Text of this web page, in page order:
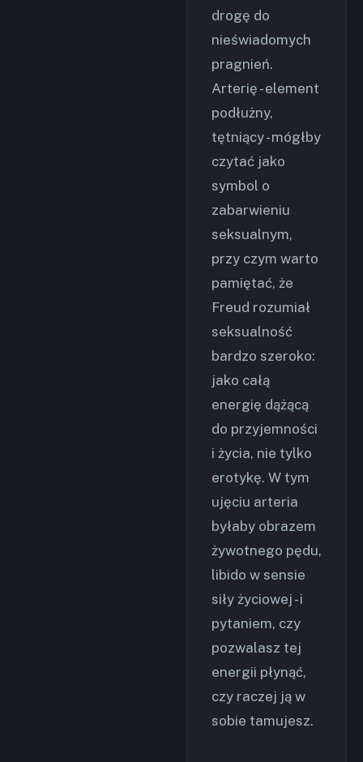
drogę do
nieświadomych
pragnień.
Arterię - element
podłużny,
tętniący - mógłby
czytać jako
symbol o
zabarwieniu
seksualnym,
przy czym warto
pamiętać, że
Freud rozumiał
seksualność
bardzo szeroko:
jako całą
energię dążącą
do przyjemności
i życia, nie tylko
erotykę. W tym
ujęciu arteria
byłaby obrazem
żywotnego pędu,
libido w sensie
siły życiowej - i
pytaniem, czy
pozwalasz tej
energii płynąć,
czy raczej ją w
sobie tamujesz.